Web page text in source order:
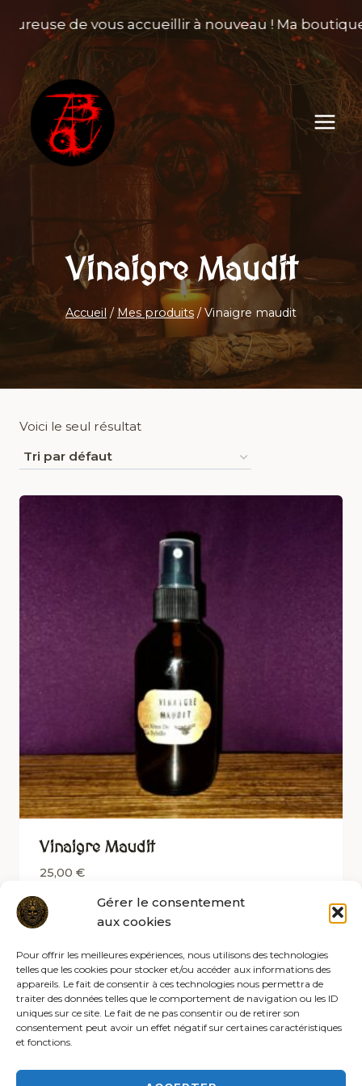
Gérer le consentement
aux cookies
Pour offrir les meilleures expériences, nous utilisons des technologies
telles que les cookies pour stocker et/ou accéder aux informations des
appareils. Le fait de consentir à ces technologies nous permettra de
traiter des données telles que le comportement de navigation ou les ID
uniques sur ce site. Le fait de ne pas consentir ou de retirer son
consentement peut avoir un effet négatif sur certaines caractéristiques
et fonctions.
de vous accueillir à nouveau ! Ma
Vinaigre Maudit
Accueil / Mes produits / Vinaigre maudit
Voici le seul résultat
Vinaigre Maudit
25,00 €